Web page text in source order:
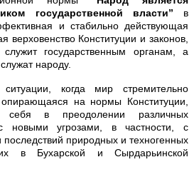
государственной власти” в
и стабильно действующая
Конституции и законов,
государственным органам, а
народу.
когда мир стремительно
на нормы Конституции,
себя в преодолении различных
новыми угрозами, в частности, с
природных и техногенных
в Бухарской и Сырдарьинской